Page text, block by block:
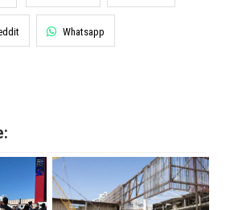
Whatsapp